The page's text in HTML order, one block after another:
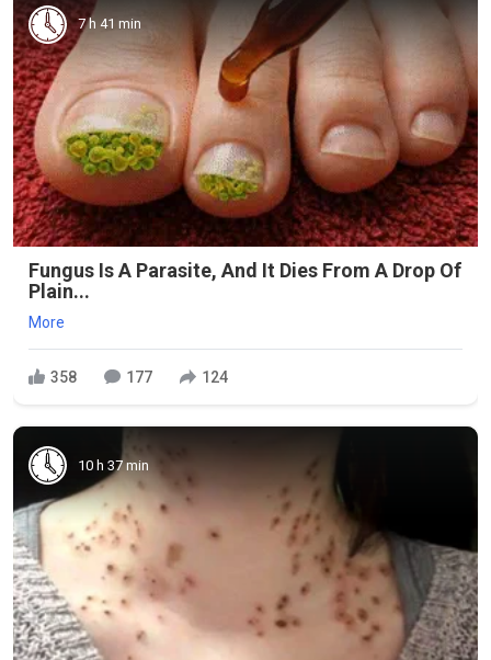
7 h 41 min
Fungus Is A Parasite, And It Dies From A Drop Of
Plain...
More
358 177 124
10 h 37 min